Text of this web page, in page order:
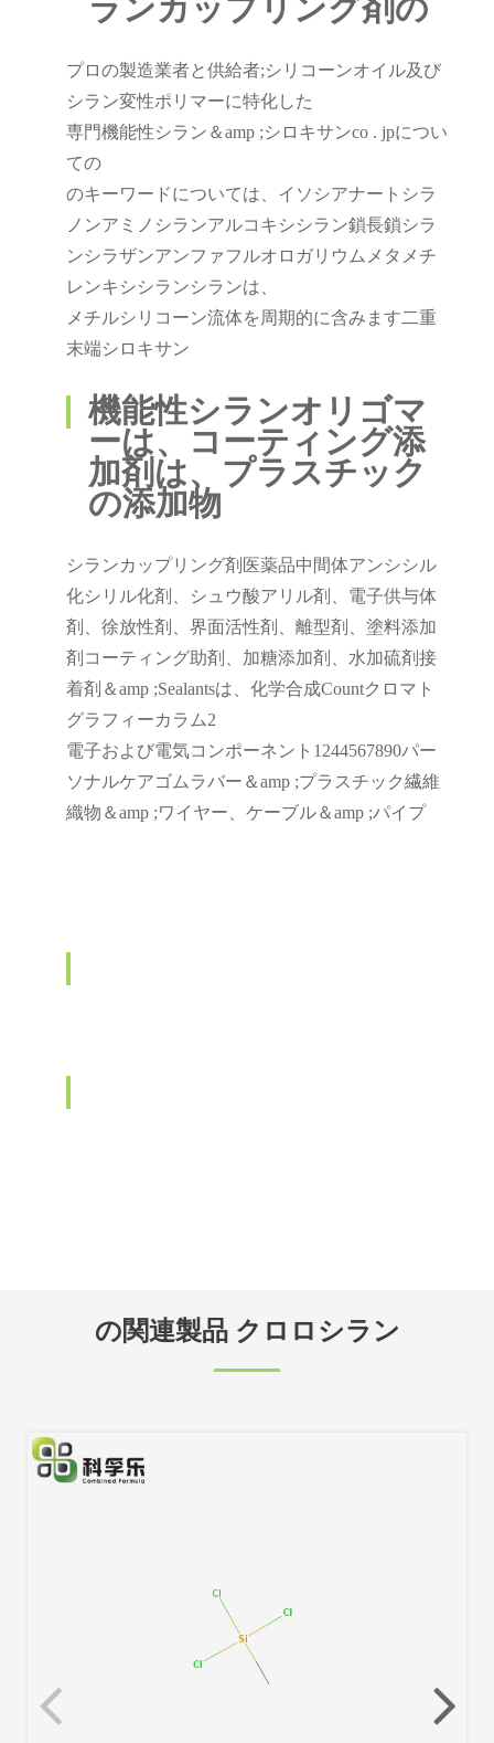
ランカップリング剤の
プロの製造業者と供給者;シリコーンオイル及び
シラン変性ポリマーに特化した
専門機能性シラン＆amp ;シロキサンco . jpについ
ての
のキーワードについては、イソシアナートシラ
ノンアミノシランアルコキシシラン鎖長鎖シラ
ンシラザンアンファフルオロガリウムメタメチ
レンキシシランシランは、
メチルシリコーン流体を周期的に含みます二重
末端シロキサン
機能性シランオリゴマ
ーは、コーティング添
加剤は、プラスチック
の添加物
シランカップリング剤医薬品中間体アンシシル
化シリル化剤、シュウ酸アリル剤、電子供与体
剤、徐放性剤、界面活性剤、離型剤、塗料添加
剤コーティング助剤、加糖添加剤、水加硫剤接
着剤＆amp ;Sealantsは、化学合成Countクロマト
グラフィーカラム2
電子および電気コンポーネント1244567890パー
ソナルケアゴムラバー＆amp ;プラスチック繊維
織物＆amp ;ワイヤー、ケーブル＆amp ;パイプ
の関連製品 クロロシラン